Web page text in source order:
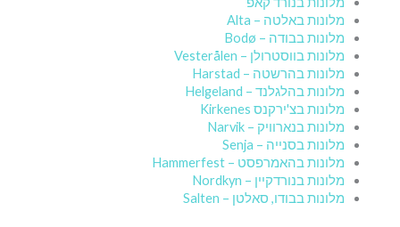
מלונות באלטה – Alta
מלונות בבודה – Bodø
מלונות בווסטרולן – Vesterålen
מלונות בהרשטה – Harstad
מלונות בהלגלנד – Helgeland
מלונות בצ'ירקנס Kirkenes
מלונות בנארוויק – Narvik
מלונות בסנייה – Senja
מלונות בהאמרפסט – Hammerfest
מלונות בנורדקיין – Nordkyn
מלונות בבודו, סאלטן – Salten